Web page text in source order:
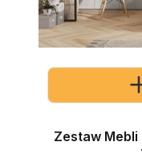
Zestaw Mebli